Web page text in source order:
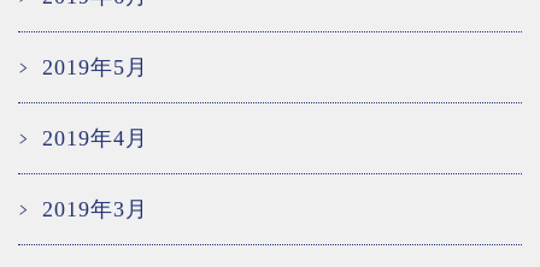
2019年5月
2019年4月
2019年3月